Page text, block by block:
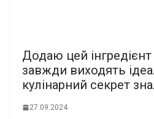
Додаю цей
завжди виходять
кулінарний секрет
27.09.2024